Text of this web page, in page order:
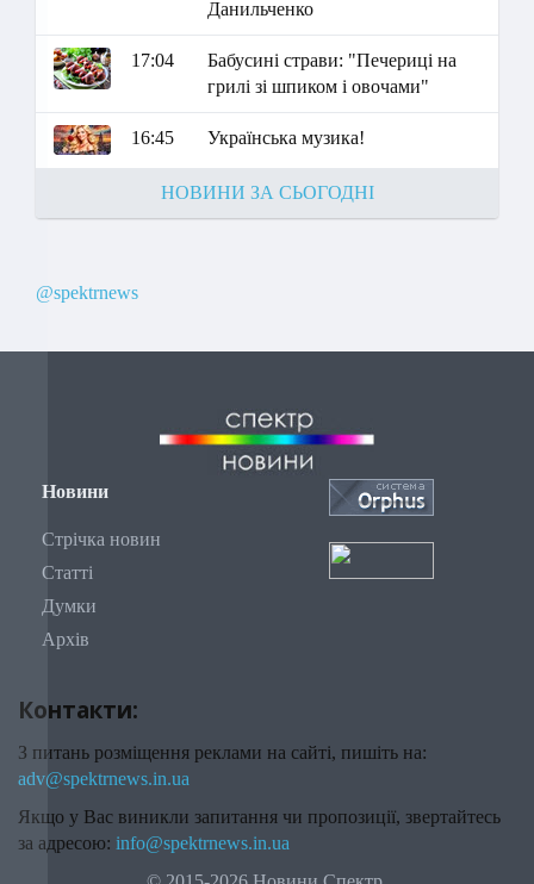
Данильченко
17:04
Бабусині страви: "Печериці на
грилі зі шпиком і овочами"
16:45 Українська музика!
НОВИНИ ЗА СЬОГОДНІ
@spektrnews
Новини
Стрічка новин
Статті
Думки
Архів
Контакти:
З питань розміщення реклами на сайті, пишіть на:
adv@spektrnews.in.ua
Якщо у Вас виникли запитання чи пропозиції, звертайтесь
за адресою: info@spektrnews.in.ua